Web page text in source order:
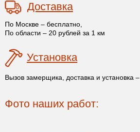
Доставка
По Москве – бесплатно,
По области – 20 рублей за 1 км
Установка
Вызов замерщика, доставка и установка –
Фото наших работ: